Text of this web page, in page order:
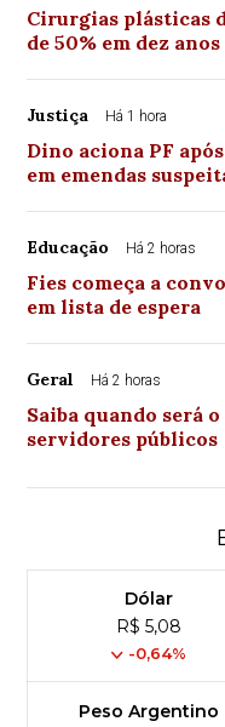
Cirurgias plásticas
de 50% em dez anos
Justiça Há 1 hora
Dino aciona PF
em emendas
Educação Há 2 horas
Fies começa a
em lista de espera
Geral Há 2 horas
Saiba quando será
servidores públicos
Dólar
R$ 5,08
-0,64%
Peso Argentino